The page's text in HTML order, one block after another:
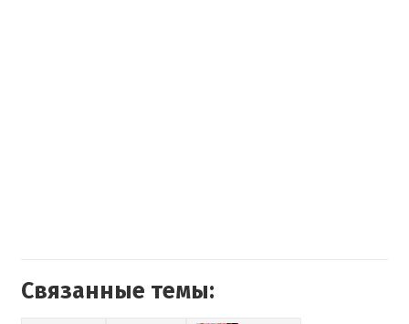
Связанные темы: